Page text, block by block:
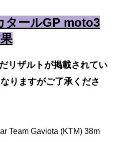
タールGP moto3
リザルトが掲載されてい
りますがご了承くださ
Team Gaviota (KTM) 38m